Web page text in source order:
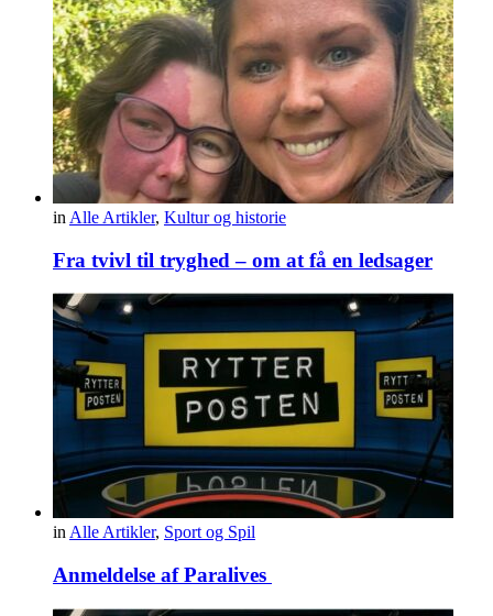
in Alle Artikler, Kultur og historie
Fra tvivl til tryghed – om at få en ledsager
inAlle Artikler, Sport og Spil
Anmeldelse af Paralives